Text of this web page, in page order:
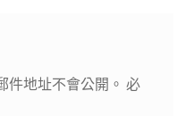
件地址不會公開。 必